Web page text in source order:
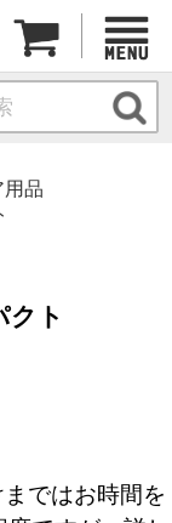
品
ト
ではお時間を